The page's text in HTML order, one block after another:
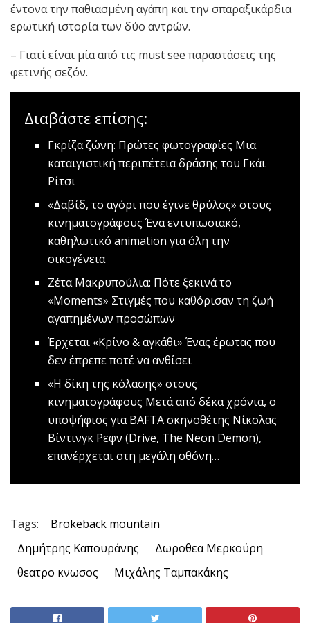
έντονα την παθιασμένη αγάπη και την σπαραξικάρδια
ερωτική ιστορία των δύο αντρών.
– Γιατί είναι μία από τις must see παραστάσεις της
φετινής σεζόν.
Διαβάστε επίσης:
Γκρίζα ζώνη: Πρώτες φωτογραφίες Μια
καταιγιστική περιπέτεια δράσης του Γκάι
Ρίτσι
«Δαβίδ, το αγόρι που έγινε θρύλος» στους
κινηματογράφους Ένα εντυπωσιακό,
καθηλωτικό animation για όλη την
οικογένεια
Ζέτα Μακρυπούλια: Πότε ξεκινά το
«Μοments» Στιγμές που καθόρισαν τη ζωή
αγαπημένων προσώπων
Έρχεται «Κρίνο & αγκάθι» Ένας έρωτας που
δεν έπρεπε ποτέ να ανθίσει
«Η δίκη της κόλασης» στους
κινηματογράφους Μετά από δέκα χρόνια, ο
υποψήφιος για BAFTA σκηνοθέτης Νίκολας
Βίντινγκ Ρεφν (Drive, The Neon Demon),
επανέρχεται στη μεγάλη οθόνη…
Tags:
Brokeback mountain
Δημήτρης Καπουράνης
Δωροθεα Μερκούρη
θεατρο κνωσος
Μιχάλης Ταμπακάκης